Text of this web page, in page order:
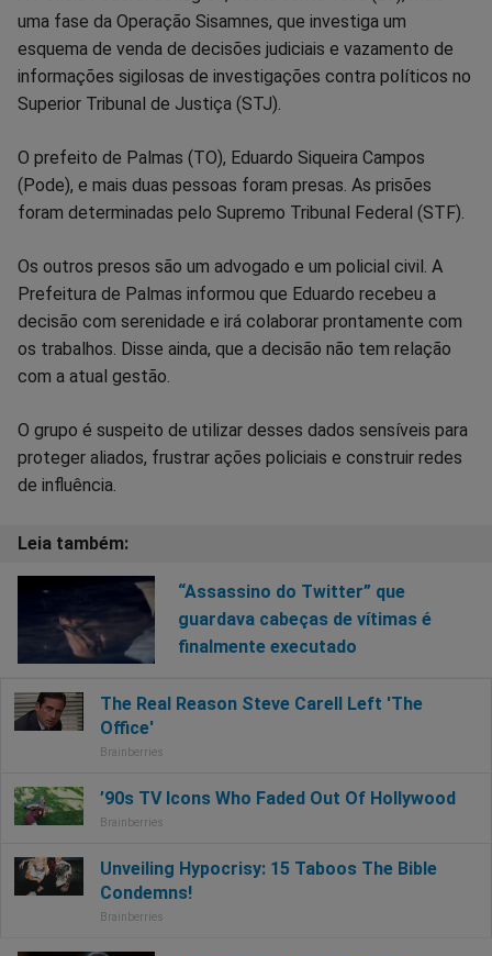
no
Facebook
no
Whatsapp
no
Twitter
no
Messenger
no
no
uma fase da Operação Sisamnes, que investiga um
esquema de venda de decisões judiciais e vazamento de
informações sigilosas de investigações contra políticos no
Superior Tribunal de Justiça (STJ).
O prefeito de Palmas (TO), Eduardo Siqueira Campos
(Pode), e mais duas pessoas foram presas. As prisões
foram determinadas pelo Supremo Tribunal Federal (STF).
Os outros presos são um advogado e um policial civil. A
Prefeitura de Palmas informou que Eduardo recebeu a
decisão com serenidade e irá colaborar prontamente com
os trabalhos. Disse ainda, que a decisão não tem relação
com a atual gestão.
O grupo é suspeito de utilizar desses dados sensíveis para
proteger aliados, frustrar ações policiais e construir redes
de influência.
“Assassino do Twitter” que
guardava cabeças de vítimas é
finalmente executado